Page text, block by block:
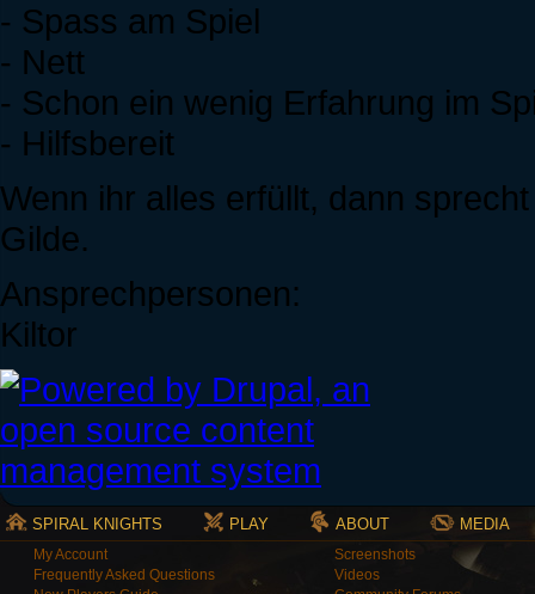
- Spass am Spiel
- Nett
- Schon ein wenig Erfahrung im
- Hilfsbereit
Wenn ihr alles erfüllt, dann
Gilde.
Ansprechpersonen:
Kiltor
SPIRAL KNIGHTS PLAY ABOUT MEDIA
My Account
Frequently Asked Questions
Screenshots
Videos